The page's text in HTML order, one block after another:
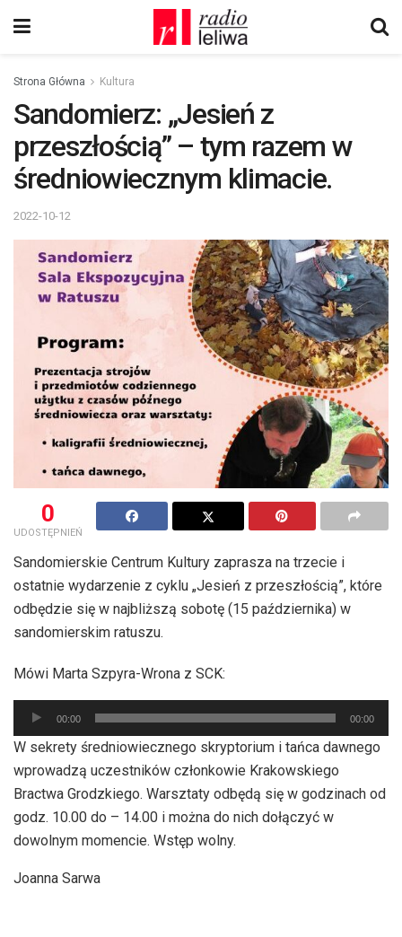
Strona Główna Kultura
Sandomierz: „Jesień z
przeszłością” – tym razem w
średniowiecznym klimacie.
2022-10-12
0
UDOSTĘPNIEŃ
Sandomierskie Centrum Kultury zaprasza na trzecie i
ostatnie wydarzenie z cyklu „Jesień z przeszłością”, które
odbędzie się w najbliższą sobotę (15 października) w
sandomierskim ratuszu.
Mówi Marta Szpyra-Wrona z SCK:
Odtwarzacz
plików
dźwiękowych
00:00 00:00
W sekrety średniowiecznego skryptorium i tańca dawnego
wprowadzą uczestników członkowie Krakowskiego
Bractwa Grodzkiego. Warsztaty odbędą się w godzinach od
godz. 10.00 do – 14.00 i można do nich dołączyć w
dowolnym momencie. Wstęp wolny.
Joanna Sarwa